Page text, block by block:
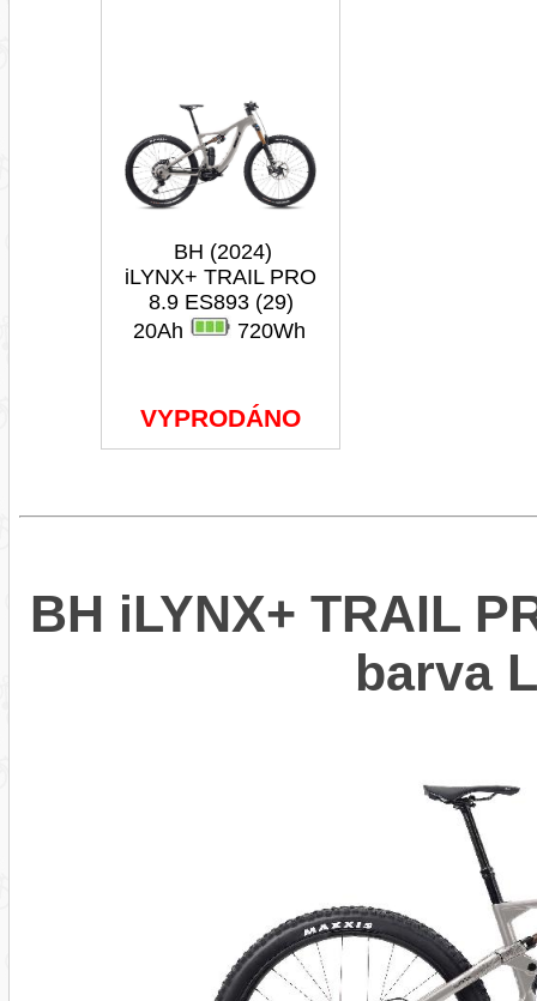
BH (2024)
iLYNX+ TRAIL PRO
8.9 ES893 (29)
20Ah
720Wh
VYPRODÁNO
BH iLYNX+ TRAIL
barva